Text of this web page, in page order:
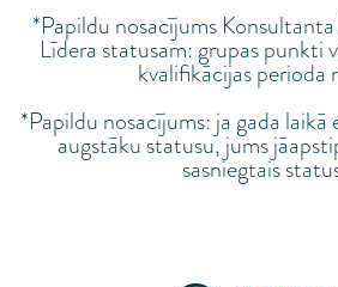
*Papildu nosacījums
Līdera statusam: grupas punkti
kvalifikācijas perioda
*Papildu nosacījums: ja gada laikā
augstāku statusu, jums
sasniegtais